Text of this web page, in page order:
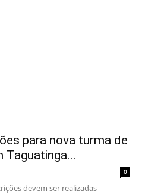
para nova turma de
Taguatinga...
0
devem ser realizadas